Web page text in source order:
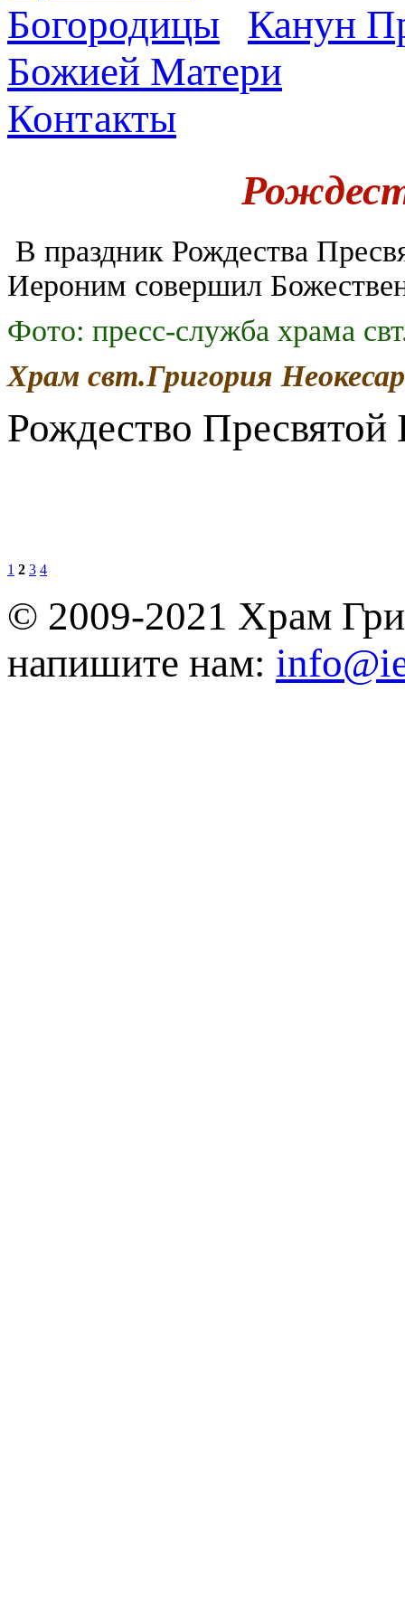
Канун
Божией Матери
Контакты
В праздник Рождества
Иероним совершил
Фото: пресс-служба храма
Храм свт.Григория
Рождество
1 2 3 4
© 2009-2021 Храм
напишите нам: